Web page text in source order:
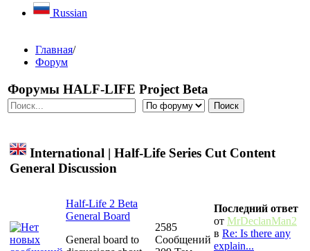
Russian
Главная/
Форум
Форумы HALF-LIFE Project Beta
International | Half-Life Series Cut Content
General Discussion
Half-Life 2 Beta
General Board
General board to
2585
Сообщений
Последний ответ
от MrDeclanMan2
в Re: Is there any
explain...